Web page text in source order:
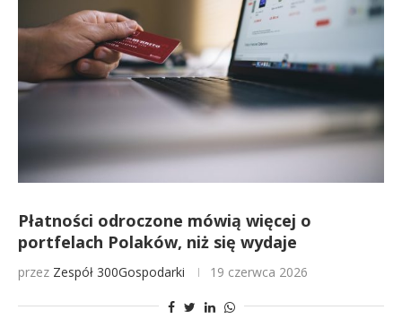
Płatności odroczone mówią więcej o
portfelach Polaków, niż się wydaje
przez Zespół 300Gospodarki 19 czerwca 2026